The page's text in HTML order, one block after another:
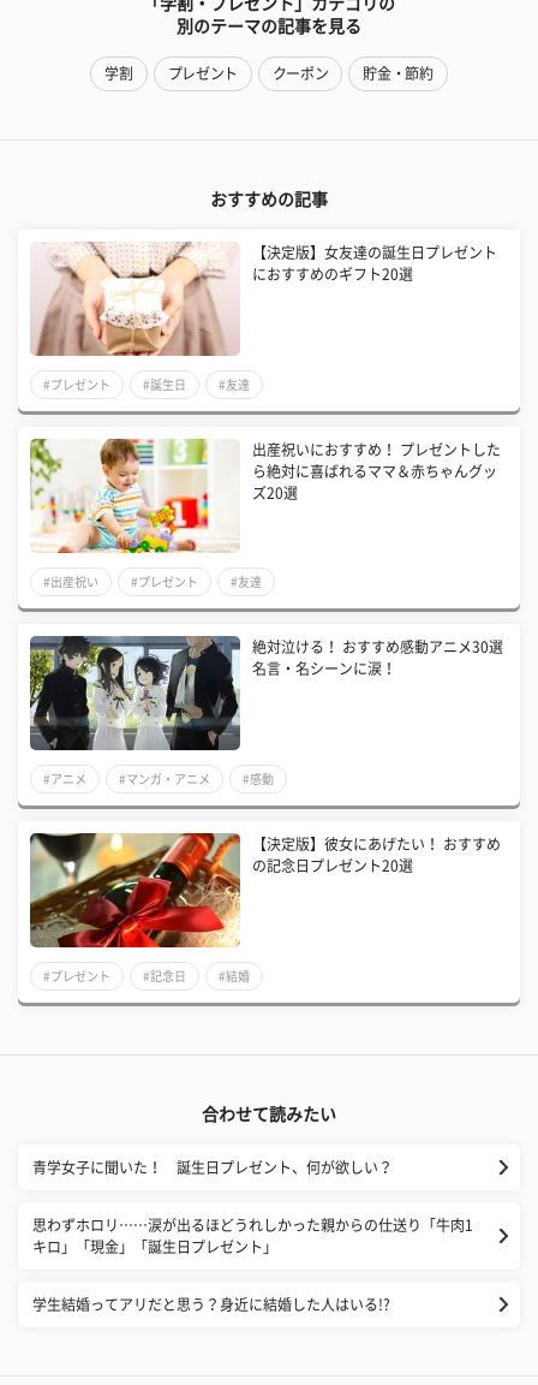
「学割・プレゼント」カテゴリの
別のテーマの記事を見る
学割 プレゼント クーポン 貯金・節約
おすすめの記事
【決定版】女友達の誕生日プレゼント
におすすめのギフト20選
#プレゼント #誕生日 #友達
出産祝いにおすすめ！ プレゼントした
ら絶対に喜ばれるママ＆赤ちゃんグッ
ズ20選
#出産祝い #プレゼント #友達
絶対泣ける！ おすすめ感動アニメ30選
名言・名シーンに涙！
#アニメ #マンガ・アニメ #感動
【決定版】彼女にあげたい！ おすすめ
の記念日プレゼント20選
#プレゼント #記念日 #結婚
合わせて読みたい
青学女子に聞いた！ 誕生日プレゼント、何が欲しい？
思わずホロリ……涙が出るほどうれしかった親からの仕送り「牛肉1
キロ」「現金」「誕生日プレゼント」
学生結婚ってアリだと思う？身近に結婚した人はいる!?